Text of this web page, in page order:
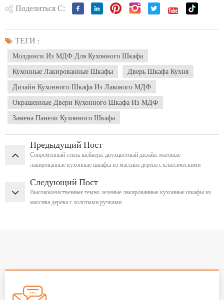
Поделиться С:
ТЕГИ :
Молдинги Из МДФ Для Кухонного Шкафа
Кухонные Лакированные Шкафы
Дверь Шкафа Кухня
Дизайн Кухонного Шкафа Из Лакового МДФ
Окрашенные Двери Кухонного Шкафа Из МДФ
Замена Панели Кухонного Шкафа
Предыдущий Пост
Современный стиль шейкера, двухцветный дизайн, матовые
лакированные кухонные шкафы из массива дерева с классическими
Следующий Пост
Высококачественные темно-зеленые лакированные кухонные шкафы из
массива дерева с золотыми ручками